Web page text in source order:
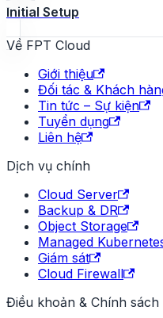
Initial Setup
Về FPT Cloud
Giới thiệu
Đối tác & Khách
Tin tức – Sự kiện
Tuyển dụng
Liên hệ
Dịch vụ chính
Cloud Server
Backup & DR
Object Storage
Managed
Giám sát
Cloud Firewall
Điều khoản & Chính sách